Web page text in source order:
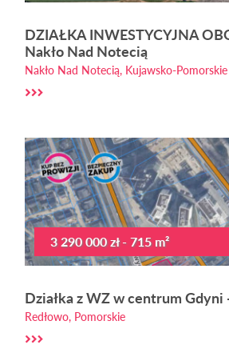
DZIAŁKA INWESTYCYJNA
Nakło Nad Notecią
Nakło Nad Notecią, Kujawsko-Pomorskie
3 290 000 zł - 715 m²
Działka z WZ w centrum Gdyni
Redłowo, Pomorskie